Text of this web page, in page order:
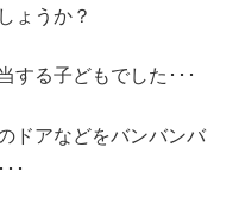
ょうか？
する子どもでした･･･
ドアなどをバンバンバ
･